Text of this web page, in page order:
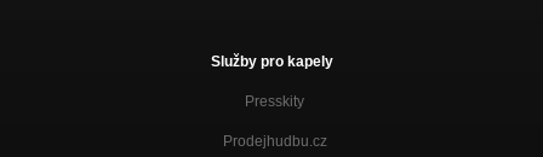
Služby pro kapely
Presskity
Prodejhudbu.cz